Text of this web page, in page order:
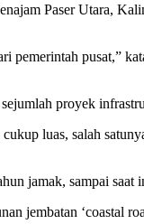
Paser Utara,
pusat,”
proyek
luas, salah
jamak, sampai saat
jembatan ‘coastal